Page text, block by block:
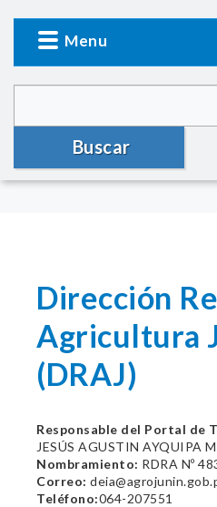
Menu
Buscar
Dirección
Agricultura
(DRAJ)
Responsable del Portal de
JESÚS AGUSTIN AYQUIPA
Nombramiento: RDRA Nº
Correo:
Teléfono:064-207551